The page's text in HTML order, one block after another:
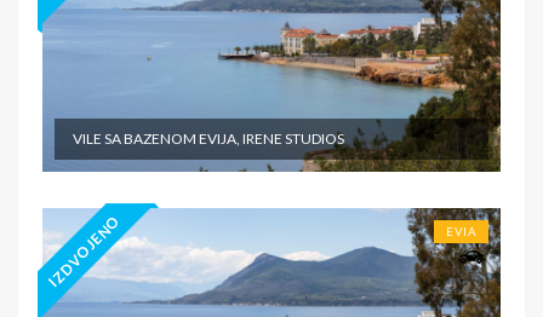
VILE SA BAZENOM EVIJA, IRENE STUDIOS
IZDVOJENO EVIA